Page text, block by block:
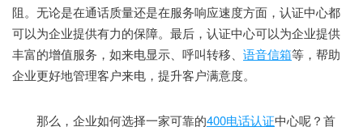
阻。无论是在通话质量还是在服务响应速度方面，认证中心都
可以为企业提供有力的保障。最后，认证中心可以为企业提供
丰富的增值服务，如来电显示、呼叫转移、 语音信箱等，帮助
企业更好地管理客户来电，提升客户满意度。
那么，企业如何选择一家可靠的400电话认证中心呢？首